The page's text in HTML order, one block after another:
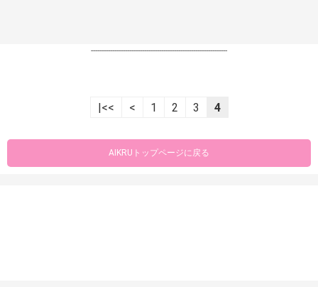
----------------------------------------------------------------
|<< < 1 2 3 4
AIKRUトップページに戻る